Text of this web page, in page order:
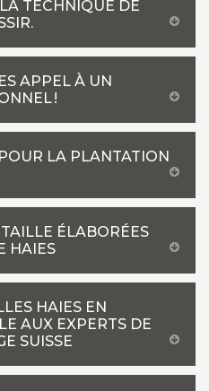
TECHNIQUE DE
APPEL À UN
!
LA PLANTATION
ÉLABORÉES
HAIES
HAIES EN
AUX EXPERTS DE
SUISSE